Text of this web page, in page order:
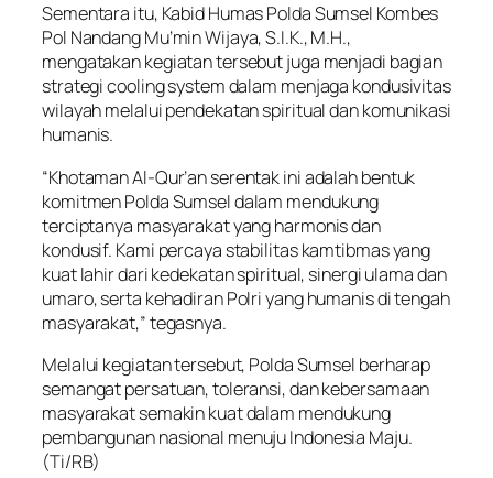
Sementara itu, Kabid Humas Polda Sumsel Kombes
Pol Nandang Mu’min Wijaya, S.I.K., M.H.,
mengatakan kegiatan tersebut juga menjadi bagian
strategi cooling system dalam menjaga kondusivitas
wilayah melalui pendekatan spiritual dan komunikasi
humanis.
“Khotaman Al-Qur’an serentak ini adalah bentuk
komitmen Polda Sumsel dalam mendukung
terciptanya masyarakat yang harmonis dan
kondusif. Kami percaya stabilitas kamtibmas yang
kuat lahir dari kedekatan spiritual, sinergi ulama dan
umaro, serta kehadiran Polri yang humanis di tengah
masyarakat,” tegasnya.
Melalui kegiatan tersebut, Polda Sumsel berharap
semangat persatuan, toleransi, dan kebersamaan
masyarakat semakin kuat dalam mendukung
pembangunan nasional menuju Indonesia Maju.
(Ti/RB)